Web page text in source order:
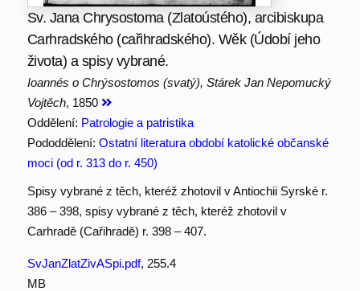
Sv. Jana Chrysostoma (Zlatoústého), arcibiskupa
Carhradského (cařihradského). Wěk (Údobí jeho
života) a spisy vybrané.
Ioannés o Chrýsostomos (svatý), Stárek Jan Nepomucký
Vojtěch, 1850
Oddělení: Patrologie a patristika
Pododdělení: Ostatní literatura období katolické občanské
moci (od r. 313 do r. 450)
Spisy vybrané z těch, kteréž zhotovil v Antiochii Syrské r.
386 – 398, spisy vybrané z těch, kteréž zhotovil v
Carhradě (Cařihradě) r. 398 – 407.
SvJanZlatZivASpi.pdf, 255.4
MB